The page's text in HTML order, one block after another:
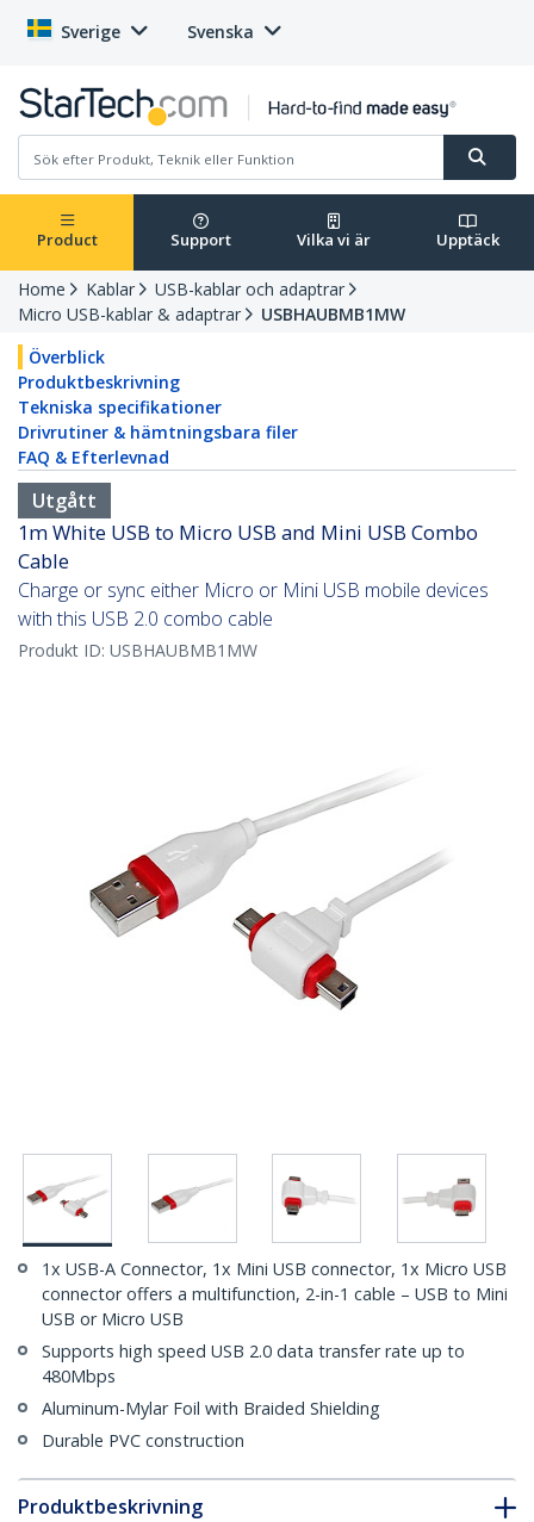
Sverige Svenska
Product Support Vilka vi är Upptäck
Home Kablar
USB-kablar och adaptrar
Micro USB-kablar & adaptrar
USBHAUBMB1MW
Överblick
Produktbeskrivning
Tekniska specifikationer
Drivrutiner & hämtningsbara filer
FAQ & Efterlevnad
Utgått
1m White USB to Micro USB and Mini USB Combo
Cable
Charge or sync either Micro or Mini USB mobile devices
with this USB 2.0 combo cable
Produkt ID: USBHAUBMB1MW
1x USB-A Connector, 1x Mini USB connector, 1x Micro USB
connector offers a multifunction, 2-in-1 cable – USB to Mini
USB or Micro USB
Supports high speed USB 2.0 data transfer rate up to
480Mbps
Aluminum-Mylar Foil with Braided Shielding
Durable PVC construction
Produktbeskrivning